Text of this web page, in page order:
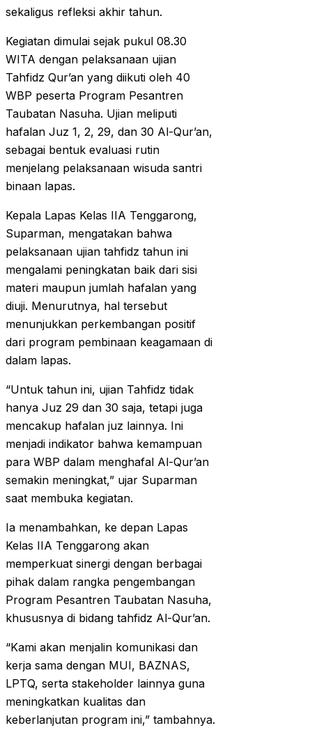
sekaligus refleksi akhir tahun.
Kegiatan dimulai sejak pukul 08.30
WITA dengan pelaksanaan ujian
Tahfidz Qur’an yang diikuti oleh 40
WBP peserta Program Pesantren
Taubatan Nasuha. Ujian meliputi
hafalan Juz 1, 2, 29, dan 30 Al-Qur’an,
sebagai bentuk evaluasi rutin
menjelang pelaksanaan wisuda santri
binaan lapas.
Kepala Lapas Kelas IIA Tenggarong,
Suparman, mengatakan bahwa
pelaksanaan ujian tahfidz tahun ini
mengalami peningkatan baik dari sisi
materi maupun jumlah hafalan yang
diuji. Menurutnya, hal tersebut
menunjukkan perkembangan positif
dari program pembinaan keagamaan di
dalam lapas.
“Untuk tahun ini, ujian Tahfidz tidak
hanya Juz 29 dan 30 saja, tetapi juga
mencakup hafalan juz lainnya. Ini
menjadi indikator bahwa kemampuan
para WBP dalam menghafal Al-Qur’an
semakin meningkat,” ujar Suparman
saat membuka kegiatan.
Ia menambahkan, ke depan Lapas
Kelas IIA Tenggarong akan
memperkuat sinergi dengan berbagai
pihak dalam rangka pengembangan
Program Pesantren Taubatan Nasuha,
khususnya di bidang tahfidz Al-Qur’an.
“Kami akan menjalin komunikasi dan
kerja sama dengan MUI, BAZNAS,
LPTQ, serta stakeholder lainnya guna
meningkatkan kualitas dan
keberlanjutan program ini,” tambahnya.